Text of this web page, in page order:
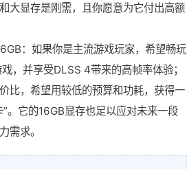
大显存是刚需，且你愿意为它付出高额
：如果你是主流游戏玩家，希望畅玩
，并享受DLSS 4带来的高帧率体验；
比，希望用较低的预算和功耗，获得一
”。它的16GB显存也足以应对未来一段
需求。